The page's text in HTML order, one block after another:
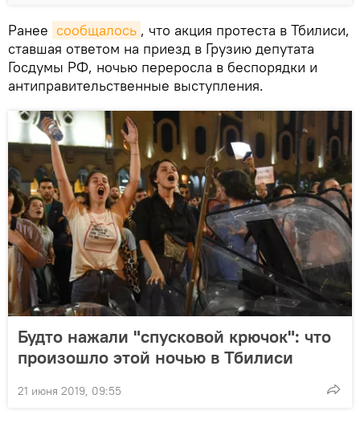
Ранее сообщалось , что акция протеста в Тбилиси,
ставшая ответом на приезд в Грузию депутата
Госдумы РФ, ночью переросла в беспорядки и
антиправительственные выступления.
Будто нажали "спусковой крючок": что
произошло этой ночью в Тбилиси
21 июня 2019, 09:55